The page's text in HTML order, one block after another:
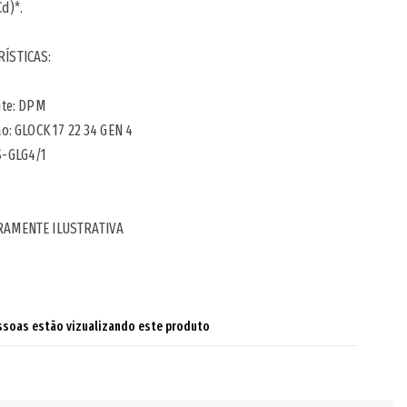
DPM
GLOCK 17 22 34 GEN 4
GLG4/1
ILUSTRATIVA
estão vizualizando este produto